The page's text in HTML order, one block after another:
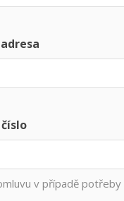
v případě potřeby